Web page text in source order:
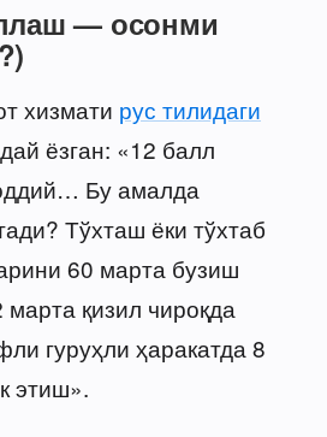
— осонми
хизмати рус тилидаги
ёзган: «12 балл
Бу амалда
Тўхташ ёки тўхтаб
60 марта бузиш
қизил чироқда
гуруҳли ҳаракатда 8
этиш».